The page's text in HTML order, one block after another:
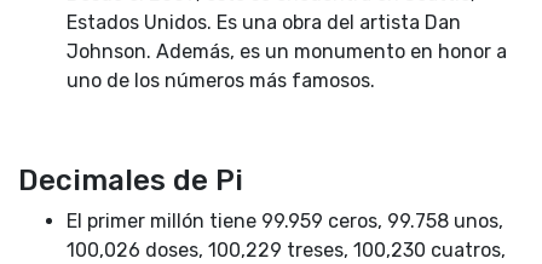
Estados Unidos. Es una obra del artista Dan
Johnson. Además, es un monumento en honor a
uno de los números más famosos.
Decimales de Pi
El primer millón tiene 99.959 ceros, 99.758 unos,
100,026 doses, 100,229 treses, 100,230 cuatros,